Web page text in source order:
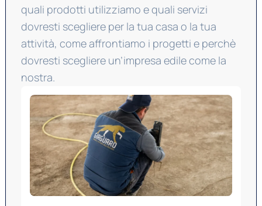
quali prodotti utilizziamo e quali servizi
dovresti scegliere per la tua casa o la tua
attività, come affrontiamo i progetti e perchè
dovresti scegliere un’impresa edile come la
nostra.